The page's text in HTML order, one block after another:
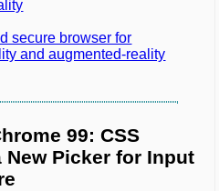
secure browser for
and augmented-reality
99: CSS
New Picker for Input